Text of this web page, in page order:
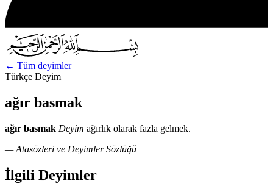
← Tüm deyimler
Türkçe Deyim
ağır basmak
ağır basmak Deyim ağırlık olarak fazla gelmek.
— Atasözleri ve Deyimler Sözlüğü
İlgili Deyimler